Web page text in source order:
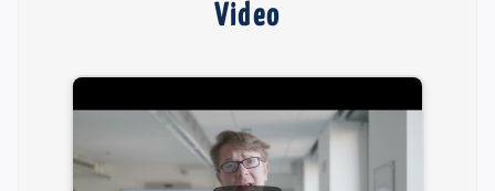
Video